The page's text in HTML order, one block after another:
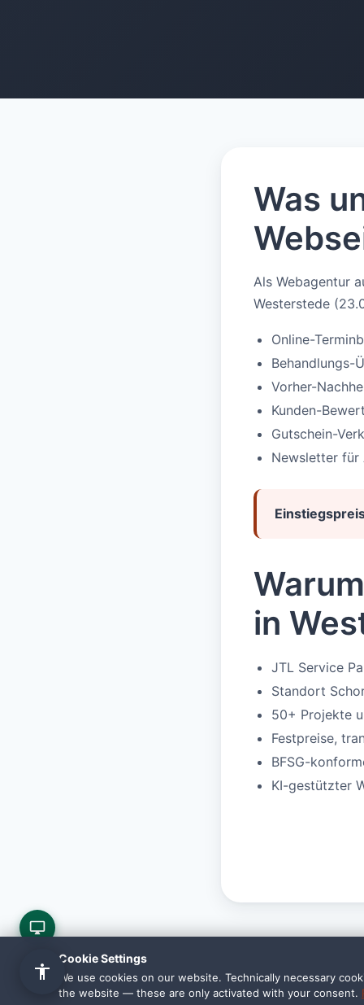
Was
Als Webagentur
Westerstede
Online-
Behandlungs-
Vorher-
Kunden-
Gutschein-
Newsletter für
in
JTL Service
Standort
50+ Projekte
Festpreise,
BFSG-
KI-gestützter
Cookie Settings
We use cookies on our website. Technically necessary
the website — these are only activated with your consent.